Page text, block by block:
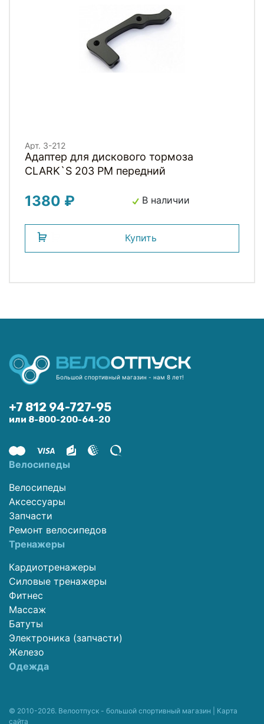
Арт. 3-212
Адаптер для дискового тормоза
CLARK`S 203 РМ передний
1380 ₽ В наличии
Купить
Большой спортивный магазин - нам 8 лет!
+7 812 94-727-95
или 8-800-200-64-20
Велосипеды
Велосипеды
Аксессуары
Запчасти
Ремонт велосипедов
Тренажеры
Кардиотренажеры
Силовые тренажеры
Фитнес
Массаж
Батуты
Электроника (запчасти)
Железо
Одежда
© 2010-2026. Велоотпуск - большой спортивный магазин | Карта
сайта